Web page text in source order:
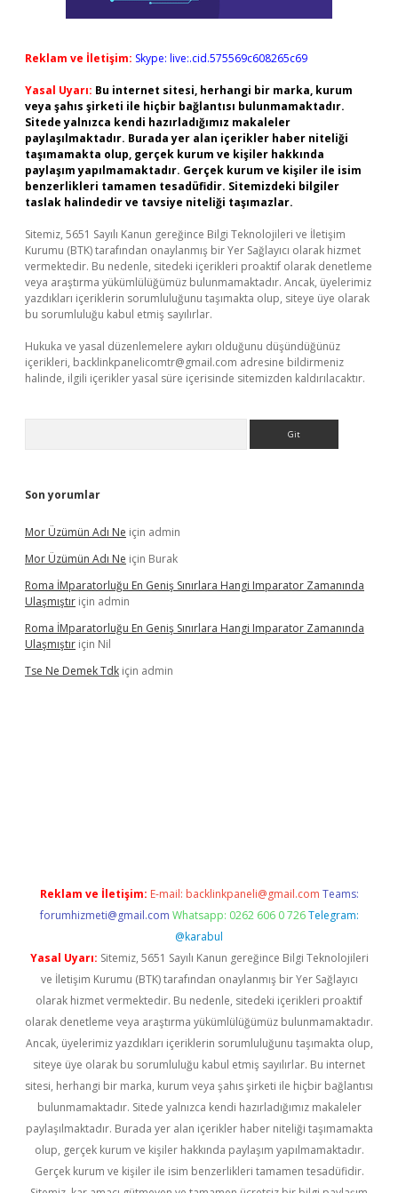
Reklam ve İletişim: Skype: live:.cid.575569c608265c69
Yasal Uyarı: Bu internet sitesi, herhangi bir marka, kurum
veya şahıs şirketi ile hiçbir bağlantısı bulunmamaktadır.
Sitede yalnızca kendi hazırladığımız makaleler
paylaşılmaktadır. Burada yer alan içerikler haber niteliği
taşımamakta olup, gerçek kurum ve kişiler hakkında
paylaşım yapılmamaktadır. Gerçek kurum ve kişiler ile isim
benzerlikleri tamamen tesadüfidir. Sitemizdeki bilgiler
taslak halindedir ve tavsiye niteliği taşımazlar.
Sitemiz, 5651 Sayılı Kanun gereğince Bilgi Teknolojileri ve İletişim
Kurumu (BTK) tarafından onaylanmış bir Yer Sağlayıcı olarak hizmet
vermektedir. Bu nedenle, sitedeki içerikleri proaktif olarak denetleme
veya araştırma yükümlülüğümüz bulunmamaktadır. Ancak, üyelerimiz
yazdıkları içeriklerin sorumluluğunu taşımakta olup, siteye üye olarak
bu sorumluluğu kabul etmiş sayılırlar.
Hukuka ve yasal düzenlemelere aykırı olduğunu düşündüğünüz
içerikleri, backlinkpanelicomtr@gmail.com adresine bildirmeniz
halinde, ilgili içerikler yasal süre içerisinde sitemizden kaldırılacaktır.
Son yorumlar
Mor Üzümün Adı Ne için admin
Mor Üzümün Adı Ne için Burak
Roma İMparatorluğu En Geniş Sınırlara Hangi Imparator Zamanında
Ulaşmıştır için admin
Roma İMparatorluğu En Geniş Sınırlara Hangi Imparator Zamanında
Ulaşmıştır için Nil
Tse Ne Demek Tdk için admin
Reklam ve İletişim: E-mail: backlinkpaneli@gmail.com Teams:
forumhizmeti@gmail.com Whatsapp: 0262 606 0 726 Telegram:
@karabul
Yasal Uyarı: Sitemiz, 5651 Sayılı Kanun gereğince Bilgi Teknolojileri
ve İletişim Kurumu (BTK) tarafından onaylanmış bir Yer Sağlayıcı
olarak hizmet vermektedir. Bu nedenle, sitedeki içerikleri proaktif
olarak denetleme veya araştırma yükümlülüğümüz bulunmamaktadır.
Ancak, üyelerimiz yazdıkları içeriklerin sorumluluğunu taşımakta olup,
siteye üye olarak bu sorumluluğu kabul etmiş sayılırlar. Bu internet
sitesi, herhangi bir marka, kurum veya şahıs şirketi ile hiçbir bağlantısı
bulunmamaktadır. Sitede yalnızca kendi hazırladığımız makaleler
paylaşılmaktadır. Burada yer alan içerikler haber niteliği taşımamakta
olup, gerçek kurum ve kişiler hakkında paylaşım yapılmamaktadır.
Gerçek kurum ve kişiler ile isim benzerlikleri tamamen tesadüfidir.